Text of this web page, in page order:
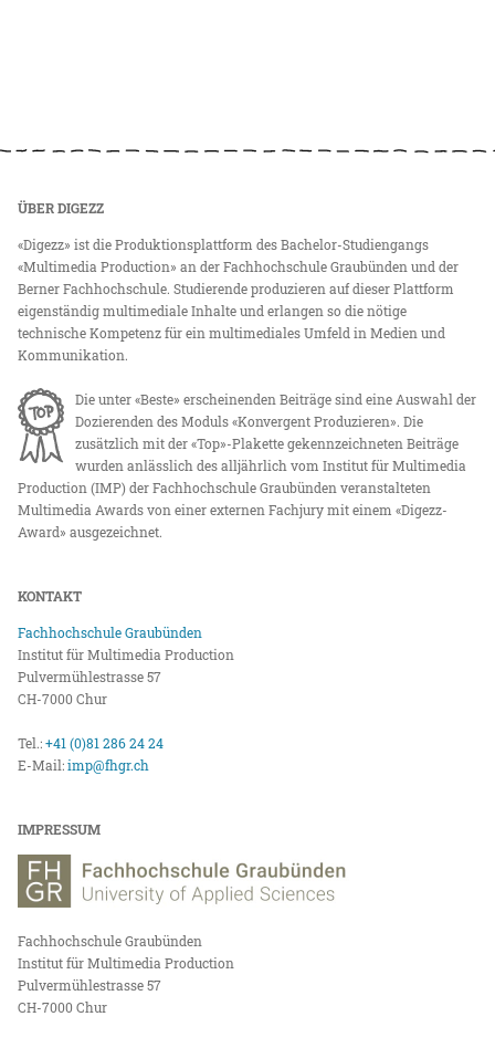
ÜBER DIGEZZ
«Digezz» ist die Produktionsplattform des Bachelor-Studiengangs
«Multimedia Production» an der Fachhochschule Graubünden und der
Berner Fachhochschule. Studierende produzieren auf dieser Plattform
eigenständig multimediale Inhalte und erlangen so die nötige
technische Kompetenz für ein multimediales Umfeld in Medien und
Kommunikation.
Die unter «Beste» erscheinenden Beiträge sind eine Auswahl der
Dozierenden des Moduls «Konvergent Produzieren». Die
zusätzlich mit der «Top»-Plakette gekennzeichneten Beiträge
wurden anlässlich des alljährlich vom Institut für Multimedia
Production (IMP) der Fachhochschule Graubünden veranstalteten
Multimedia Awards von einer externen Fachjury mit einem «Digezz-
Award» ausgezeichnet.
KONTAKT
Fachhochschule Graubünden
Institut für Multimedia Production
Pulvermühlestrasse 57
CH-7000 Chur
Tel.:+41 (0)81 286 24 24
E-Mail:imp@fhgr.ch
IMPRESSUM
Fachhochschule Graubünden
Institut für Multimedia Production
Pulvermühlestrasse 57
CH-7000 Chur